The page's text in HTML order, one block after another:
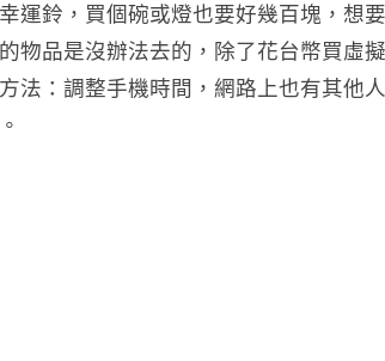
運鈴，買個碗或燈也要好幾百塊，想
物品是沒辦法去的，除了花台幣買虛
法：調整手機時間，網路上也有其他